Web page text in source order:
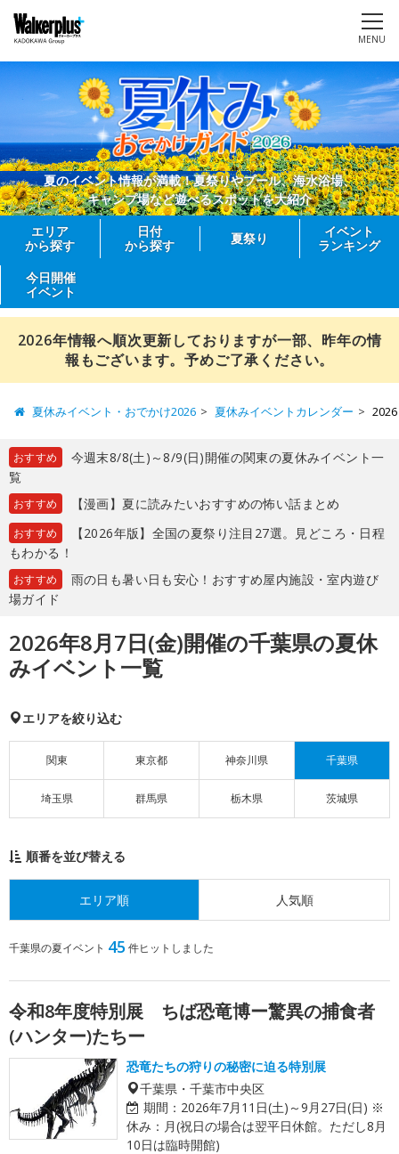
MENU
夏のイベント情報が満載！夏祭りやプール、海水浴場、
キャンプ場など遊べるスポットを大紹介
エリア
から探す
日付
から探す
夏祭り
イベント
ランキング
今日開催
イベント
2026年情報へ順次更新しておりますが一部、昨年の情
報もございます。予めご了承ください。
夏休みイベント・おでかけ2026 夏休みイベントカレンダー
おすすめ
今週末8/8(土)～8/9(日)開催の関東の夏休みイベント一
覧
おすすめ 【漫画】夏に読みたいおすすめの怖い話まとめ
おすすめ
【2026年版】全国の夏祭り注目27選。見どころ・日程
もわかる！
おすすめ
雨の日も暑い日も安心！おすすめ屋内施設・室内遊び
場ガイド
2026年8月7日(金)開催の千葉県の夏休
みイベント一覧
エリアを絞り込む
関東 東京都 神奈川県 千葉県
埼玉県 群馬県 栃木県 茨城県
順番を並び替える
エリア順 人気順
千葉県の夏イベント 45 件ヒットしました
令和8年度特別展 ちば恐竜博ー驚異の捕食者
(ハンター)たちー
恐竜たちの狩りの秘密に迫る特別展
千葉県・千葉市中央区
期間： 2026年7月11日(土)～9月27日(日) ※
休み：月(祝日の場合は翌平日休館。ただし8月
10日は臨時開館)